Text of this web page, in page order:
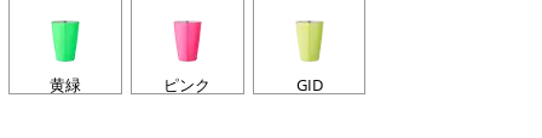
黄緑 ピンク GID